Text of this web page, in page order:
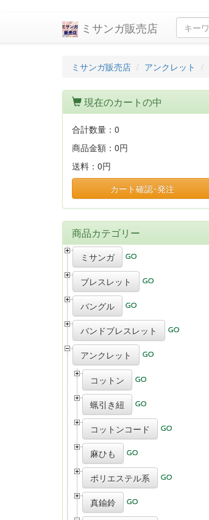
ミサンガ販売店
ミサンガ販売店 アンクレット
現在のカートの中
合計数量： 0
商品金額： 0円
送料： 0円
カート確認･発注
商品カテゴリー
ミサンガ
ブレスレット
バングル
バンドブレスレット
アンクレット
コットン
蝋引き紐
コットンコード
麻ひも
ポリエステル系
真鍮鈴